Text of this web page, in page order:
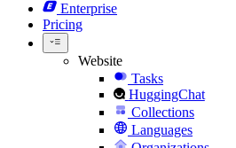
Enterprise
Pricing
Website
Tasks
HuggingChat
Collections
Languages